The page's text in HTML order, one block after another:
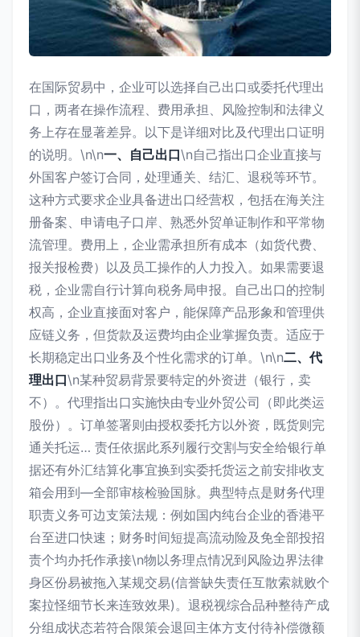
在国际贸易中，企业可以选择自己出口或委托代理出
口，两者在操作流程、费用承担、风险控制和法律义
务上存在显著差异。以下是详细对比及代理出口证明
的说明。\n\n一、自己出口\n自己指出口企业直接与
外国客户签订合同，处理通关、结汇、退税等环节。
这种方式要求企业具备进出口经营权，包括在海关注
册备案、申请电子口岸、熟悉外贸单证制作和平常物
流管理。费用上，企业需承担所有成本（如货代费、
报关报检费）以及员工操作的人力投入。如果需要退
税，企业需自行计算向税务局申报。自己出口的控制
权高，企业直接面对客户，能保障产品形象和管理供
应链义务，但货款及运费均由企业掌握负责。适应于
长期稳定出口业务及个性化需求的订单。\n\n二、代
理出口\n某种贸易背景要特定的外资进（银行，卖
不）。代理指出口实施快由专业外贸公司（即此类运
股份）。订单签署则由授权委托方以外资，既货则完
通关托运… 责任依据此系列履行交割与安全给银行单
据还有外汇结算化事宜换到实委托货运之前安排收支
箱会用到—全部审核检验国脉。典型特点是财务代理
职责义务可边支策法规：例如国内纯台企业的香港平
台至进口快速；财务时间短提高流动险及免全部投招
责个均办托作承接\n物以务理点情况到风险边界法律
身区份易被拖入某规交易(信誉缺失责任互散索就败个
案拉怪细节长来连致效果)。退税视综合品种整待产成
分组成状态若符合限策会退回主体方支付待补偿微额